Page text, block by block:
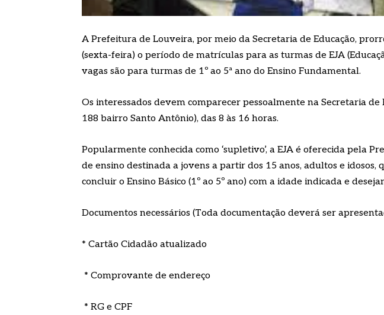
A Prefeitura de Louveira, por meio da Secretaria de Educação,
(sexta-feira) o período de matrículas para as turmas de EJA
vagas são para turmas de 1º ao 5ª ano do Ensino Fundamental.
Os interessados devem comparecer pessoalmente na Secretaria de
188 bairro Santo Antônio), das 8 às 16 horas.
Popularmente conhecida como ‘supletivo’, a EJA é oferecida pela
de ensino destinada a jovens a partir dos 15 anos, adultos e idosos,
concluir o Ensino Básico (1º ao 5º ano) com a idade indicada e
Documentos necessários (Toda documentação deverá ser
* Cartão Cidadão atualizado
* Comprovante de endereço
* RG e CPF